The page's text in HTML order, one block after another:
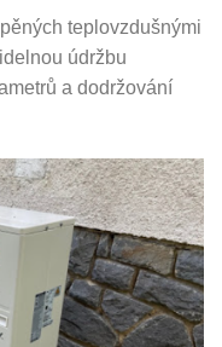
teplovzdušnými
údržbu
a dodržování